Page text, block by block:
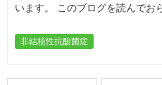
います。 このブログを読んでお
非結核性抗酸菌症